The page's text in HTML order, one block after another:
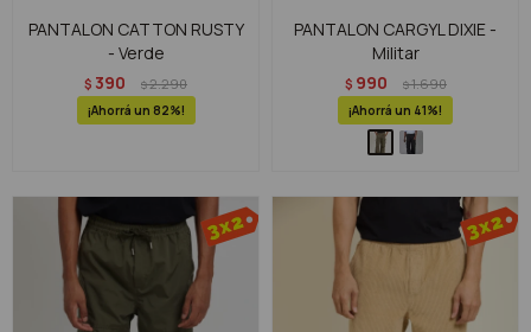
PANTALON CATTON RUSTY
- Verde
$ 390 $2.290
82
PANTALON CARGYL DIXIE -
Militar
$ 990 $1.690
41